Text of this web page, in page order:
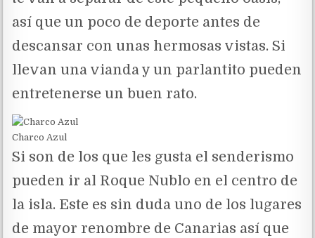
así que un poco de deporte antes de
descansar con unas hermosas vistas. Si
llevan una vianda y un parlantito pueden
entretenerse un buen rato.
Charco Azul
Si son de los que les gusta el senderismo
pueden ir al Roque Nublo en el centro de
la isla. Este es sin duda uno de los lugares
de mayor renombre de Canarias así que